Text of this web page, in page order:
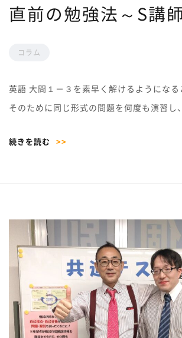
直前の勉強法～S講
コラム
英語 大問１－３を素早く解けるようになる
そのために同じ形式の問題を何度も演習し
続きを読む >>